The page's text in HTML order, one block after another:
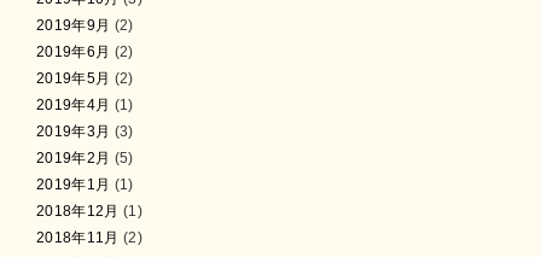
2019年9月 (2)
2019年6月 (2)
2019年5月 (2)
2019年4月 (1)
2019年3月 (3)
2019年2月 (5)
2019年1月 (1)
2018年12月 (1)
2018年11月 (2)